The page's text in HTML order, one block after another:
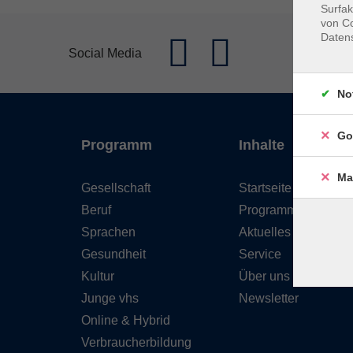
Social Media
Programm
Gesellschaft
Beruf
Sprachen
Gesundheit
Kultur
Junge vhs
Online & Hybrid
Verbraucherbildung
Inhalte
Startseite
Programm
Aktuelles
Service
Über uns
Newsletter
von